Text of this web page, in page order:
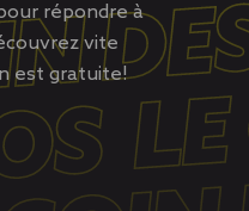
répondre à
vite
est gratuite!